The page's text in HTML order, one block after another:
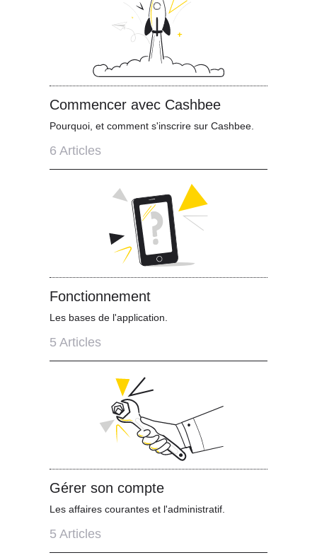
Commencer avec Cashbee
Pourquoi, et comment s'inscrire sur Cashbee.
6 Articles
Fonctionnement
Les bases de l'application.
5 Articles
Gérer son compte
Les affaires courantes et l'administratif.
5 Articles